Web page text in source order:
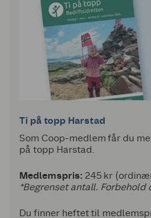
Ti på topp Harstad
Som Coop-medlem får du
på topp Harstad.
Medlemspris: 245 kr
*Begrenset antall. Forbehold
Du finner heftet til